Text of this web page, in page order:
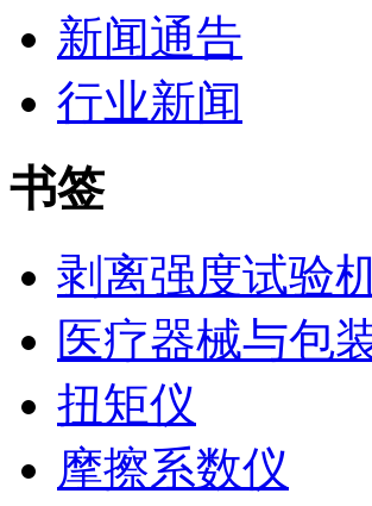
新闻通告
行业新闻
书签
剥离强度试验
医疗器械与包
扭矩仪
摩擦系数仪